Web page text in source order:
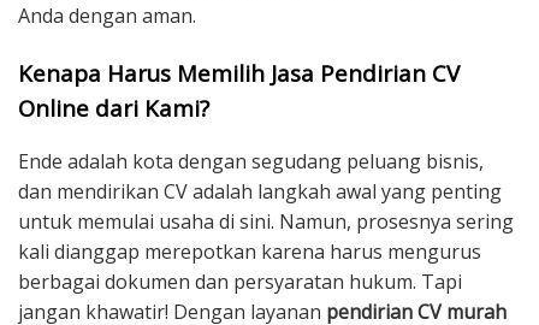
Anda dengan aman.
Kenapa Harus Memilih Jasa Pendirian CV
Online dari Kami?
Ende adalah kota dengan segudang peluang bisnis,
dan mendirikan CV adalah langkah awal yang penting
untuk memulai usaha di sini. Namun, prosesnya sering
kali dianggap merepotkan karena harus mengurus
berbagai dokumen dan persyaratan hukum. Tapi
jangan khawatir! Dengan layanan pendirian CV murah